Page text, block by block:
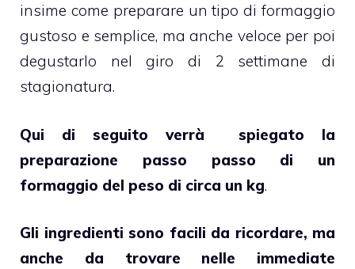
insime come preparare un tipo di formaggio
gustoso e semplice, ma anche veloce per poi
degustarlo nel giro di 2 settimane di
stagionatura.
Qui di seguito verrà spiegato la
preparazione passo passo di un
formaggio del peso di circa un kg.
Gli ingredienti sono facili da ricordare, ma
anche da trovare nelle immediate